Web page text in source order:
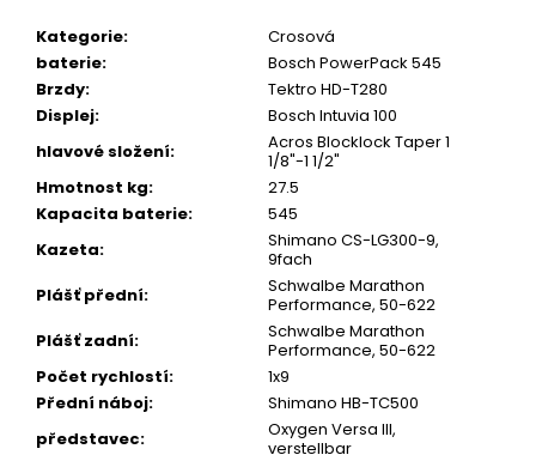
Kategorie:
Crosová
baterie:
Bosch PowerPack 545
Brzdy:
Tektro HD-T280
Displej:
Bosch Intuvia 100
hlavové složení:
Acros Blocklock Taper 1
1/8"-1 1/2"
Hmotnost kg:
27.5
Kapacita baterie:
545
Kazeta:
Shimano CS-LG300-9,
9fach
Plášť přední:
Schwalbe Marathon
Performance, 50-622
Plášť zadní:
Schwalbe Marathon
Performance, 50-622
Počet rychlostí:
1x9
Přední náboj:
Shimano HB-TC500
představec:
Oxygen Versa III,
verstellbar